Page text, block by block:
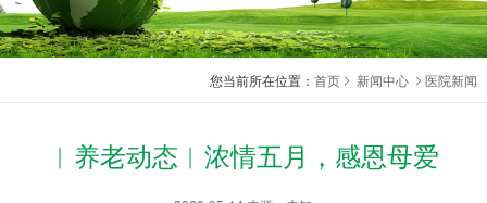
体检科（1楼中厅）
检验科（2楼中厅）
医学影像科专家
手麻科专家
妇产科设备
内科设备
您当前所在位置：首页 新闻中心 医院新闻
︱养老动态︱浓情五月，感恩母爱